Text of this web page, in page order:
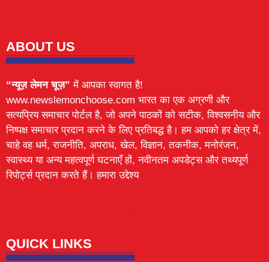
ABOUT US
“न्यूज़ लेमन चूज़” में आपका स्वागत है!
www.newslemonchoose.com भारत का एक अग्रणी और
सत्यप्रिय समाचार पोर्टल है, जो अपने पाठकों को सटीक, विश्वसनीय और
निष्पक्ष समाचार प्रदान करने के लिए प्रतिबद्ध है। हम आपको हर क्षेत्र में,
चाहे वह धर्म, राजनीति, अपराध, खेल, विज्ञान, तकनीक, मनोरंजन,
स्वास्थ्य या अन्य महत्वपूर्ण घटनाएँ हों, नवीनतम अपडेट्स और तथ्यपूर्ण
रिपोर्ट्स प्रदान करते हैं। हमारा उद्देश्य
QUICK LINKS